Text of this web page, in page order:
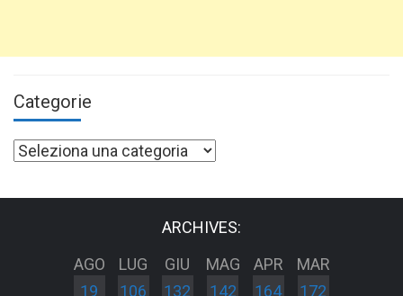
Categorie
Categorie
ARCHIVES:
AGO
19
LUG
106
GIU
132
MAG
142
APR
164
MAR
172